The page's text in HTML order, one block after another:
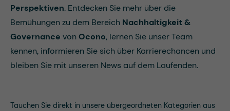
Perspektiven. Entdecken Sie mehr über die
Bemühungen zu dem Bereich Nachhaltigkeit &
Governance vonOcono, lernen Sie unser Team
kennen, informieren Sie sich über Karrierechancen und
bleiben Sie mit unseren News auf dem Laufenden.
Tauchen Sie direkt in unsere übergeordneten Kategorien aus